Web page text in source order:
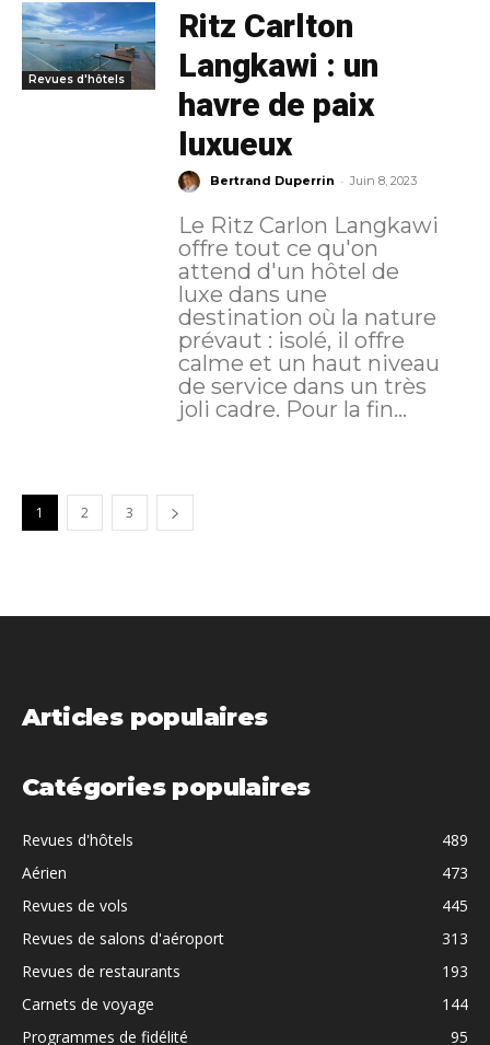
Revues d'hôtels
Ritz Carlton
Langkawi : un
havre de paix
luxueux
Bertrand Duperrin - Juin 8, 2023
Le Ritz Carlon Langkawi
offre tout ce qu'on
attend d'un hôtel de
luxe dans une
destination où la nature
prévaut : isolé, il offre
calme et un haut niveau
de service dans un très
joli cadre. Pour la fin...
1 2 3
Articles populaires
Catégories populaires
Revues d'hôtels
489
Aérien
473
Revues de vols
445
Revues de salons d'aéroport
313
Revues de restaurants
193
Carnets de voyage
144
Programmes de fidélité
95